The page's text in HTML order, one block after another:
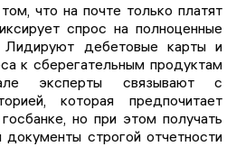
что на почте только платят
спрос на полноценные
Лидируют дебетовые карты и
к сберегательным продуктам
эксперты связывают с
которая предпочитает
но при этом получать
документы строгой отчетности